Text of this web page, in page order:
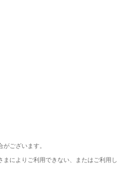
ございます。
によりご利用できない、またはご利用し